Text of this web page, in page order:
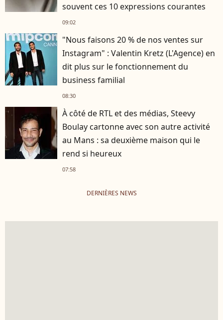
souvent ces 10 expressions courantes
09:02
"Nous faisons 20 % de nos ventes sur
Instagram" : Valentin Kretz (L'Agence) en
dit plus sur le fonctionnement du
business familial
08:30
À côté de RTL et des médias, Steevy
Boulay cartonne avec son autre activité
au Mans : sa deuxième maison qui le
rend si heureux
07:58
DERNIÈRES NEWS